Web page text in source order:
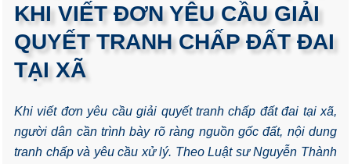
KHI VIẾT ĐƠN YÊU CẦU GIẢI
QUYẾT TRANH CHẤP ĐẤT ĐAI
TẠI XÃ
Khi viết đơn yêu cầu giải quyết tranh chấp đất đai tại xã,
người dân cần trình bày rõ ràng nguồn gốc đất, nội dung
tranh chấp và yêu cầu xử lý. Theo Luật sư Nguyễn Thành